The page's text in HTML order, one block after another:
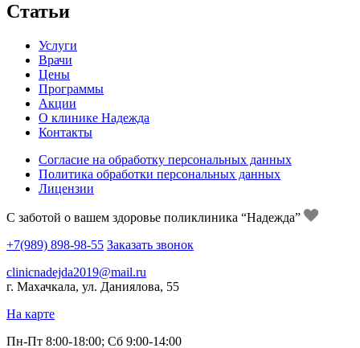
Статьи
Услуги
Врачи
Цены
Программы
Акции
О клинике Надежда
Контакты
Согласие на обработку персональных данных
Политика обработки персональных данных
Лицензии
С заботой о вашем здоровье поликлиника “Надежда”
+7(989) 898-98-55 Заказать звонок
clinicnadejda2019@mail.ru
г. Махачкала, ул. Даниялова, 55
На карте
Пн-Пт 8:00-18:00; Сб 9:00-14:00